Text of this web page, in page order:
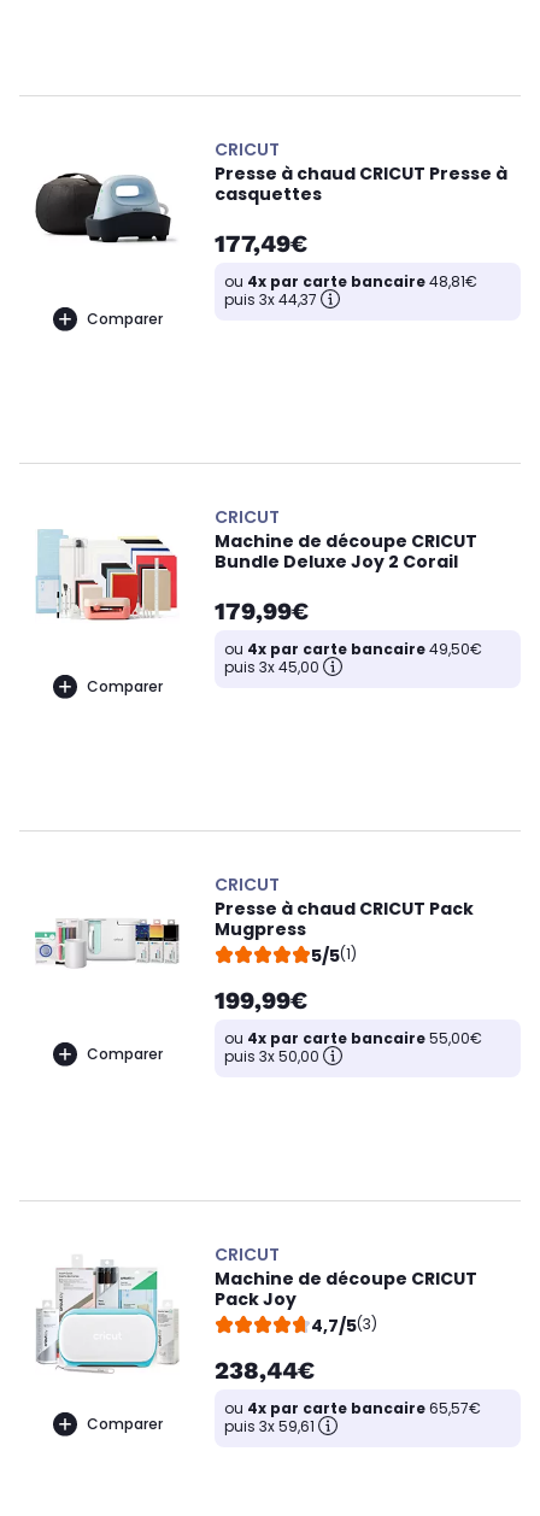
Comparer
CRICUT
Presse à chaud CRICUT Presse à
casquettes
177,49€
ou 4x par carte bancaire48,81€
puis 3x 44,37
Comparer
CRICUT
Machine de découpe CRICUT
Bundle Deluxe Joy 2 Corail
179,99€
ou 4x par carte bancaire49,50€
puis 3x 45,00
Comparer
CRICUT
Presse à chaud CRICUT Pack
Mugpress
5/5(1)
199,99€
ou 4x par carte bancaire55,00€
puis 3x 50,00
Comparer
CRICUT
Machine de découpe CRICUT
Pack Joy
4,7/5(3)
238,44€
ou 4x par carte bancaire65,57€
puis 3x 59,61